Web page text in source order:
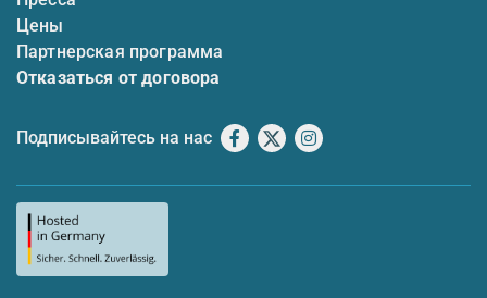
Цены
Партнерская программа
Отказаться от договора
Подписывайтесь на нас Facebook
X Instagram